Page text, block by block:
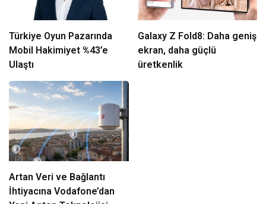
Türkiye Oyun Pazarında
Mobil Hakimiyet %43’e
Ulaştı
Galaxy Z Fold8: Daha geniş
ekran, daha güçlü
üretkenlik
Artan Veri ve Bağlantı
İhtiyacına Vodafone’dan